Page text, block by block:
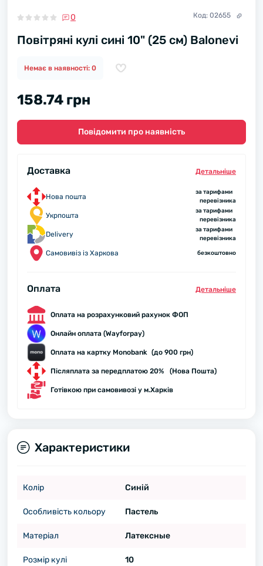
0 Код: 02655
Повітряні кулі сині 10" (25 см) Balonevi
Немає в наявності: 0
158.74 грн
Повідомити про наявність
Доставка Детальнiше
Нова пошта
за тарифами
перевізника
Укрпошта
за тарифами
перевізника
Delivery
за тарифами
перевізника
Самовивіз із Харкова безкоштовно
Оплата Детальнiше
Оплата на розрахунковий рахунок ФОП
Онлайн оплата (Wayforpay)
Оплата на картку Monobank (до 900 грн)
Післяплата за передплатою 20% (Нова Пошта)
Готівкою при самовивозі у м.Харків
Характеристики
Колір Синій
Особливість кольору Пастель
Матеріал Латексные
Розмір кулі 10